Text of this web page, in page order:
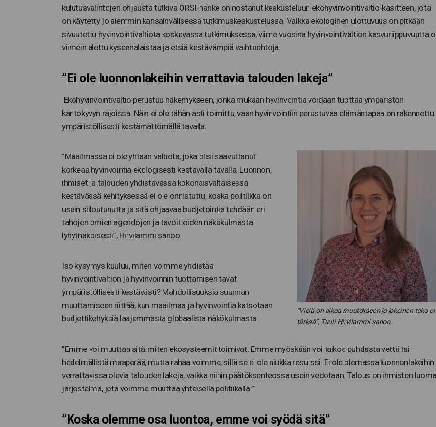
kulutusvalintojen ohjausta tutkiva ORSI-hanke on nostanut keskusteluun ekohyvinvointivaltio-käsitteen, jota
on käytetty jo aiemmin kansainvälisessä tutkimuskeskustelussa. Vaikka ekologinen ulottuvuus on pitkään
sivuutettu hyvinvointivaltiota koskevassa tutkimuksessa, viime vuosina hyvinvointivaltion kasvuriippuvuutta
viimein alettu kyseenalaistaa ja etsiä kestävämpiä vaihtoehtoja.
”Ei ole luonnonlakeihin verrattavia talouden lakeja”
Ekohyvinvointivaltio perustuu näkemykseen, jonka mukaan hyvinvointia voidaan tuottaa ympäristön
kantokyvyn rajoissa. Näin ei ole tähän asti toimittu, vaan hyvinvointiin perustuvaa elämäntapaa on rakennettu
ympäristöllisesti kestämättömällä tavalla.
”Vielä on aikaa muutokseen ja jokainen teko
tärkeä”, Tuuli Hirvilammi sanoo.
”Maailmassa ei ole yhtään valtiota, joka olisi saavuttanut
korkeaa hyvinvointia ekologisesti kestävällä tavalla. Luonnon,
ihmiset ja talouden yhdistävässä kokonaisvaltaisessa
kestävässä kehityksessä ei ole onnistuttu, koska politiikka on
usein siiloutunutta ja sitä ohjaavaa budjetointia tehdään eri
tahojen omien agendojen ja tavoitteiden näkökulmasta
lyhytnäköisesti”, Hirvilammi sanoo.
Iso kysymys kuuluu, miten voimme yhdistää
hyvinvointivaltion ja hyvinvoinnin tuottamisen tavat
ympäristöllisesti kestävästi? Mahdollisuuksia suunnan
muuttamiseen riittää, kun maailmaa ja hyvinvointia katsotaan
budjettikehyksiä laajemmasta globaalista näkökulmasta.
”Emme voi muuttaa sitä, miten ekosysteemit toimivat. Emme myöskään voi taikoa puhdasta vettä tai
hedelmällistä maaperää, mutta rahaa voimme, sillä se ei ole niukka resurssi. Ei ole olemassa luonnonlakeihin
verrattavissa olevia talouden lakeja, vaikka niihin päätöksenteossa usein vedotaan. Talous on ihmisten luoma
järjestelmä, jota voimme muuttaa yhteisellä politiikalla.”
”Koska olemme osa luontoa, emme voi syödä sitä”